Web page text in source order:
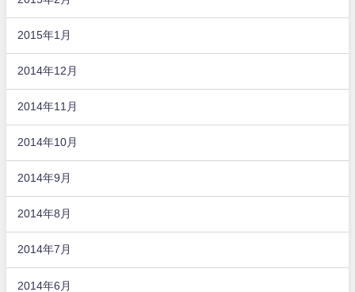
2015年1月
2014年12月
2014年11月
2014年10月
2014年9月
2014年8月
2014年7月
2014年6月